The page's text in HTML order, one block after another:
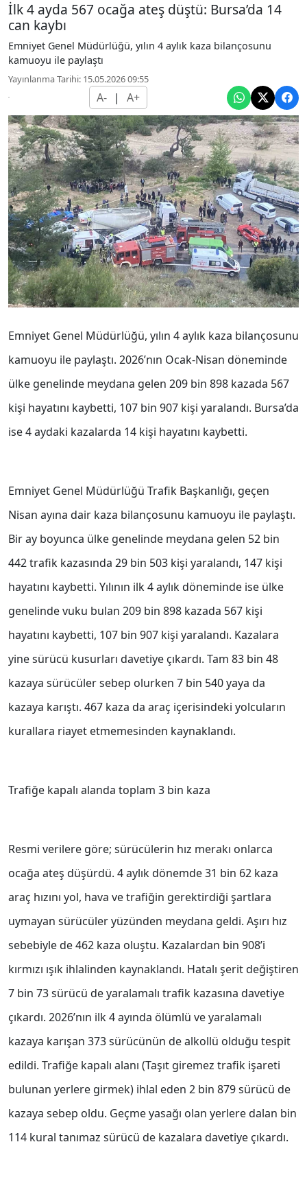
İlk 4 ayda 567 ocağa ateş düştü: Bursa’da 14
can kaybı
Emniyet Genel Müdürlüğü, yılın 4 aylık kaza bilançosunu
kamuoyu ile paylaştı
Yayınlanma Tarihi: 15.05.2026 09:55
A- | A+
Emniyet Genel Müdürlüğü, yılın 4 aylık kaza bilançosunu
kamuoyu ile paylaştı. 2026’nın Ocak-Nisan döneminde
ülke genelinde meydana gelen 209 bin 898 kazada 567
kişi hayatını kaybetti, 107 bin 907 kişi yaralandı. Bursa’da
ise 4 aydaki kazalarda 14 kişi hayatını kaybetti.
Emniyet Genel Müdürlüğü Trafik Başkanlığı, geçen
Nisan ayına dair kaza bilançosunu kamuoyu ile paylaştı.
Bir ay boyunca ülke genelinde meydana gelen 52 bin
442 trafik kazasında 29 bin 503 kişi yaralandı, 147 kişi
hayatını kaybetti. Yılının ilk 4 aylık döneminde ise ülke
genelinde vuku bulan 209 bin 898 kazada 567 kişi
hayatını kaybetti, 107 bin 907 kişi yaralandı. Kazalara
yine sürücü kusurları davetiye çıkardı. Tam 83 bin 48
kazaya sürücüler sebep olurken 7 bin 540 yaya da
kazaya karıştı. 467 kaza da araç içerisindeki yolcuların
kurallara riayet etmemesinden kaynaklandı.
Trafiğe kapalı alanda toplam 3 bin kaza
Resmi verilere göre; sürücülerin hız merakı onlarca
ocağa ateş düşürdü. 4 aylık dönemde 31 bin 62 kaza
araç hızını yol, hava ve trafiğin gerektirdiği şartlara
uymayan sürücüler yüzünden meydana geldi. Aşırı hız
sebebiyle de 462 kaza oluştu. Kazalardan bin 908’i
kırmızı ışık ihlalinden kaynaklandı. Hatalı şerit değiştiren
7 bin 73 sürücü de yaralamalı trafik kazasına davetiye
çıkardı. 2026’nın ilk 4 ayında ölümlü ve yaralamalı
kazaya karışan 373 sürücünün de alkollü olduğu tespit
edildi. Trafiğe kapalı alanı (Taşıt giremez trafik işareti
bulunan yerlere girmek) ihlal eden 2 bin 879 sürücü de
kazaya sebep oldu. Geçme yasağı olan yerlere dalan bin
114 kural tanımaz sürücü de kazalara davetiye çıkardı.